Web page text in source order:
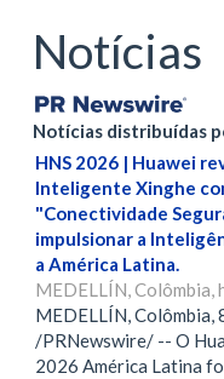
Notícias
Notícias distribuídas
HNS 2026 | Huawei
Inteligente Xinghe
"Conectividade
impulsionar a
a América Latina.
MEDELLÍN, Colômbia,
MEDELLÍN, Colômbia,
/PRNewswire/ -- O
2026 América Latina